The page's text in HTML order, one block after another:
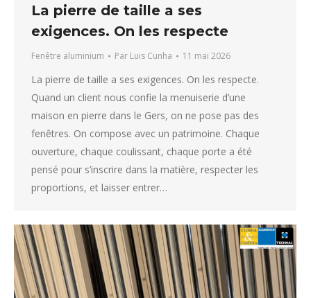
La pierre de taille a ses
exigences. On les respecte
Fenêtre aluminium Par Luis Cunha 11 mai 2026
La pierre de taille a ses exigences. On les respecte.
Quand un client nous confie la menuiserie d’une
maison en pierre dans le Gers, on ne pose pas des
fenêtres. On compose avec un patrimoine. Chaque
ouverture, chaque coulissant, chaque porte a été
pensé pour s’inscrire dans la matière, respecter les
proportions, et laisser entrer…